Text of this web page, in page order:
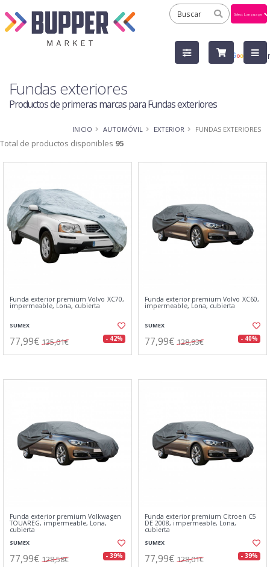
by
Fundas exteriores
Productos de primeras marcas para Fundas exteriores
INICIO AUTOMÓVIL EXTERIOR FUNDAS EXTERIORES
Total de productos disponibles 95
Funda exterior premium Volvo XC70,
impermeable, Lona, cubierta
SUMEX
77,99€ 135,01€ - 42%
Funda exterior premium Volvo XC60,
impermeable, Lona, cubierta
SUMEX
77,99€ 128,93€ - 40%
Funda exterior premium Volkwagen
TOUAREG, impermeable, Lona,
cubierta
SUMEX
77,99€ 128,58€ - 39%
Funda exterior premium Citroen C5
DE 2008, impermeable, Lona,
cubierta
SUMEX
77,99€ 128,01€ - 39%